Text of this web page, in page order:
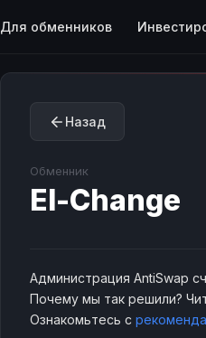
Для обменников
Назад
Обменник
El-Change
Администрация AntiSwap
Почему мы так решили?
Ознакомьтесь с